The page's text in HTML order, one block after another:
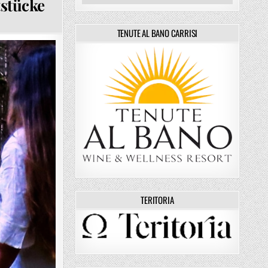
– HANDGEFERTIGTE KUNSTSTÜCKE
TENUTE AL BANO CARRISI
TERITORIA